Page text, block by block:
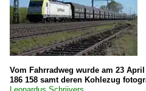
Kesselzüge
Staubgutzüge
~ Sonstige Güterzüge
Regional- und Fernzüge
Vom Fahrradweg wurde am 23
186 158 samt deren Kohlezug